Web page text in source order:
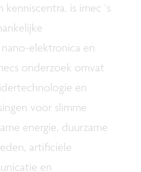
is imec ‘s
elektronica en
onderzoek omvat
en
voor slimme
energie, duurzame
artificiële
en